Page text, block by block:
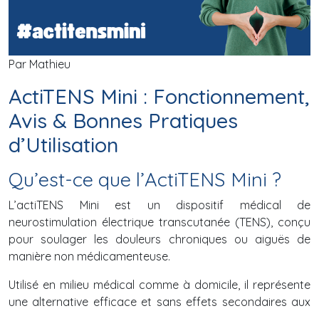
Par Mathieu
ActiTENS Mini : Fonctionnement,
Avis & Bonnes Pratiques
d’Utilisation
Qu’est-ce que l’ActiTENS Mini ?
L’actiTENS Mini est un dispositif médical de
neurostimulation électrique transcutanée (TENS), conçu
pour soulager les douleurs chroniques ou aiguës de
manière non médicamenteuse.
Utilisé en milieu médical comme à domicile, il représente
une alternative efficace et sans effets secondaires aux